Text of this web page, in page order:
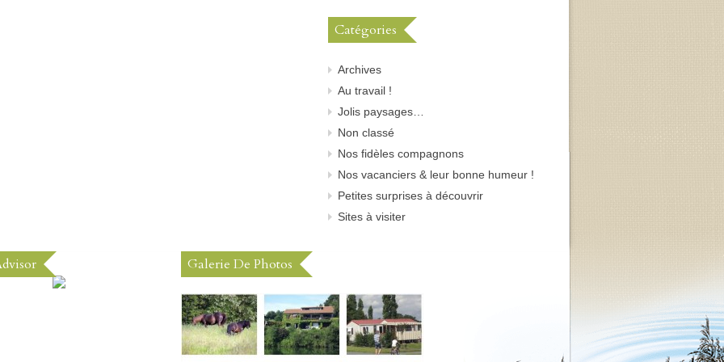
Catégories
Archives
Au travail !
Jolis paysages…
Non classé
Nos fidèles compagnons
Nos vacanciers & leur bonne humeur !
Petites surprises à découvrir
Sites à visiter
Galerie De Photos